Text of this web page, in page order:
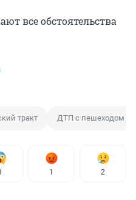
все обстоятельства
тракт ДТП с пешеходом
1 2